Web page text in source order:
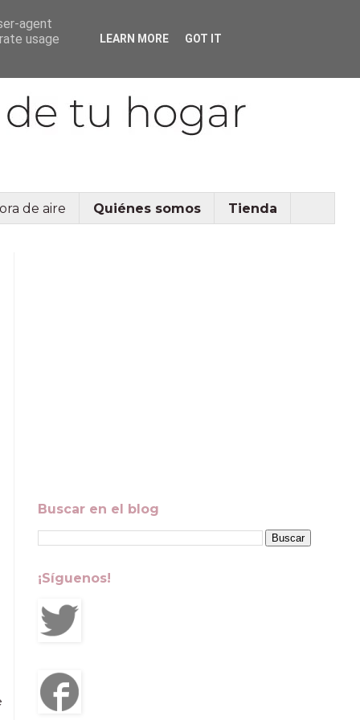
de aire Quiénes somos Tienda
Buscar en el blog
¡Síguenos!
agent
usage
LEARN MORE GOT IT